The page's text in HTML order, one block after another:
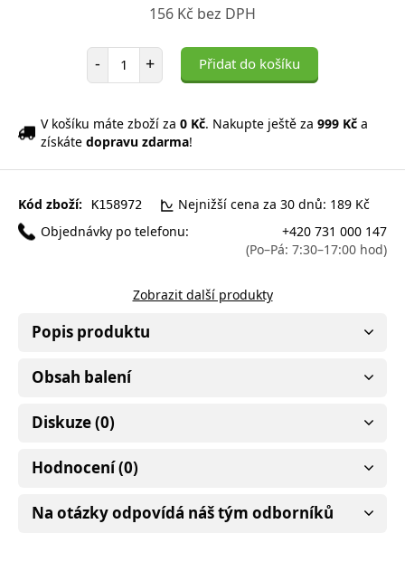
156 Kč bez DPH
- Počet položek
+ Přidat do košíku
V košíku máte zboží za 0 Kč. Nakupte ještě za 999 Kč a
získáte dopravu zdarma!
Kód zboží: K158972
Nejnižší cena za 30 dnů: 189 Kč
Objednávky po telefonu:
+420 731 000 147
(Po–Pá: 7:30–17:00 hod)
Zobrazit další produkty
Popis produktu
Obsah balení
Diskuze (0)
Hodnocení (0)
Na otázky odpovídá náš tým odborníků